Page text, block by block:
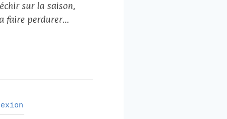
sur la saison,
faire perdurer…